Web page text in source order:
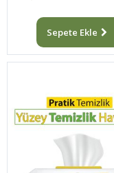
Sepete Ekle